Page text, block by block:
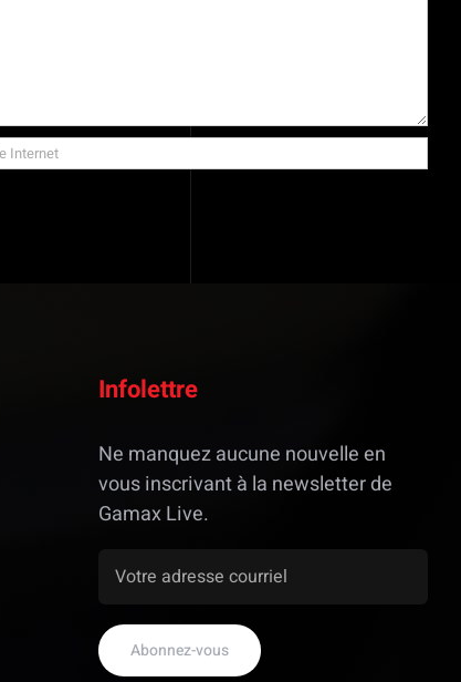
Infolettre
Ne manquez aucune nouvelle en
vous inscrivant à la newsletter de
Gamax Live.